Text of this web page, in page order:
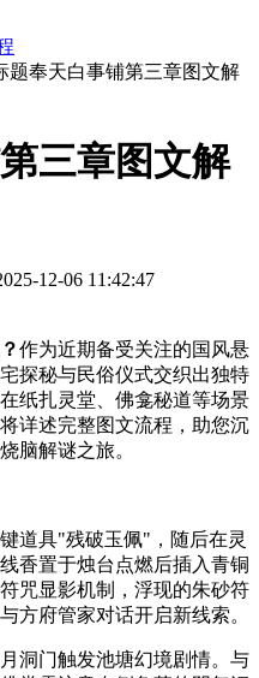
题奉天白事铺第三章图文解
三章图文解
12-06 11:42:47
作为近期备受关注的国风悬
探秘与民俗仪式交织出独特
纸扎灵堂、佛龛秘道等场景
详述完整图文流程，助您沉
脑解谜之旅。
道具"残破玉佩"，随后在灵
香置于烛台点燃后插入青铜
咒显影机制，浮现的朱砂符
方府管家对话开启新线索。
洞门触发池塘幻境剧情。与